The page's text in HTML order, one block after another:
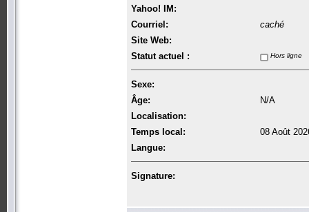
Yahoo! IM:
Courriel:
caché
Site Web:
Statut actuel :
Hors ligne
Sexe:
Âge:
N/A
Localisation:
Temps local:
08 Août
Langue:
Signature: